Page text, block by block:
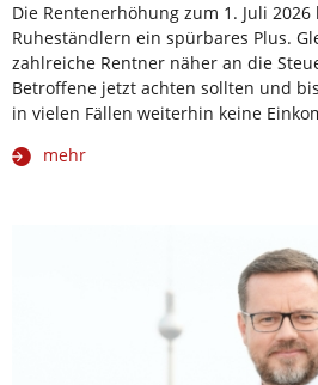
Die Rentenerhöhung zum 1. Juli
Ruheständlern ein spürbares Plus.
zahlreiche Rentner näher an die
Betroffene jetzt achten sollten und
in vielen Fällen weiterhin keine
mehr